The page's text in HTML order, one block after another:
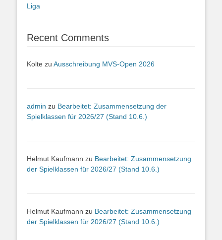
Liga
Recent Comments
Kolte zu Ausschreibung MVS-Open 2026
admin zu Bearbeitet: Zusammensetzung der
Spielklassen für 2026/27 (Stand 10.6.)
Helmut Kaufmann zu Bearbeitet: Zusammensetzung
der Spielklassen für 2026/27 (Stand 10.6.)
Helmut Kaufmann zu Bearbeitet: Zusammensetzung
der Spielklassen für 2026/27 (Stand 10.6.)